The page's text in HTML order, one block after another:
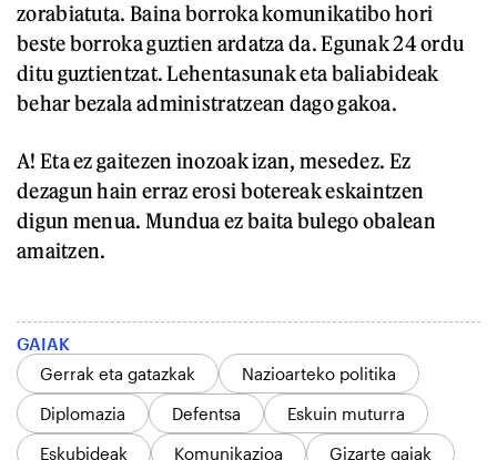
zorabiatuta. Baina borroka komunikatibo hori
beste borroka guztien ardatza da. Egunak 24 ordu
ditu guztientzat. Lehentasunak eta baliabideak
behar bezala administratzean dago gakoa.
A! Eta ez gaitezen inozoak izan, mesedez. Ez
dezagun hain erraz erosi botereak eskaintzen
digun menua. Mundua ez baita bulego obalean
amaitzen.
GAIAK
Gerrak eta gatazkak
Nazioarteko politika
Diplomazia
Defentsa
Eskuin muturra
Eskubideak
Komunikazioa Gizarte gaiak